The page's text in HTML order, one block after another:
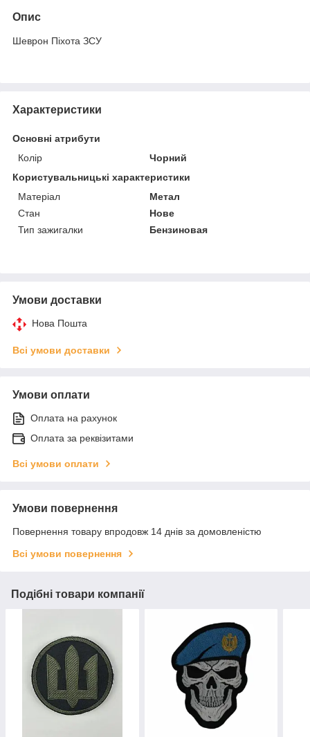
Опис
Шеврон Піхота ЗСУ
Характеристики
Основні атрибути
Колір
Чорний
Користувальницькі характеристики
Матеріал
Метал
Стан
Нове
Тип зажигалки
Бензиновая
Умови доставки
Нова Пошта
Всі умови доставки
Умови оплати
Оплата на рахунок
Оплата за реквізитами
Всі умови оплати
Умови повернення
Повернення товару впродовж 14 днів за домовленістю
Всі умови повернення
Подібні товари компанії